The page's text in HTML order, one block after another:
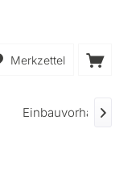
Merkzettel
